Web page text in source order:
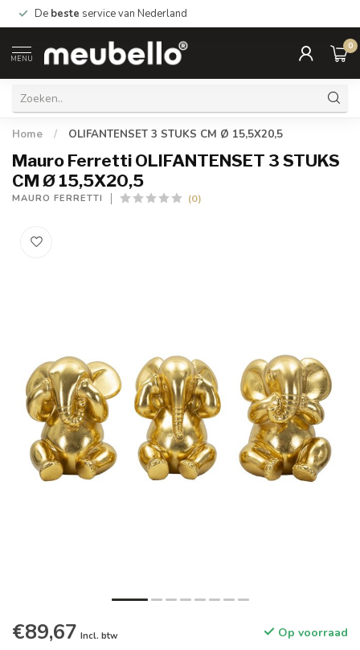
De beste service van Nederland
MENU
0
Home / OLIFANTENSET 3 STUKS CM Ø 15,5X20,5
Mauro Ferretti OLIFANTENSET 3 STUKS
CM Ø 15,5X20,5
MAURO FERRETTI (0)
€89,67 Incl. btw Op voorraad